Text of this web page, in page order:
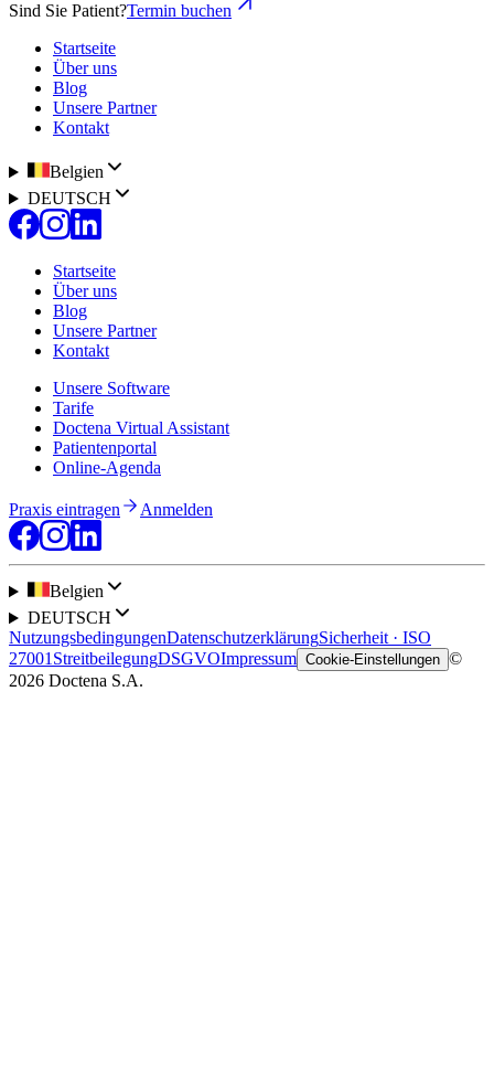
Sind Sie Patient?Termin buchen
Startseite
Über uns
Blog
Unsere Partner
Kontakt
Belgien
DEUTSCH
Startseite
Über uns
Blog
Unsere Partner
Kontakt
Unsere Software
Tarife
Doctena Virtual Assistant
Patientenportal
Online-Agenda
Praxis eintragen Anmelden
Belgien
DEUTSCH
NutzungsbedingungenDatenschutzerklärungSicherheit · ISO
27001 StreitbeilegungDSGVOImpressum Cookie-Einstellungen ©
2026 Doctena S.A.